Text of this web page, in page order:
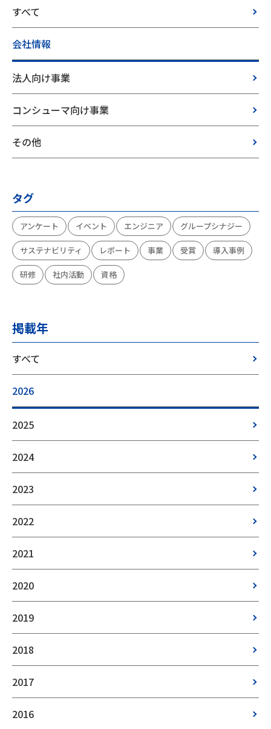
すべて
会社情報
法人向け事業
コンシューマ向け事業
その他
タグ
アンケート イベント エンジニア グループシナジー
サステナビリティ レポート 事業 受賞 導入事例
研修 社内活動 資格
掲載年
すべて
2026
2025
2024
2023
2022
2021
2020
2019
2018
2017
2016